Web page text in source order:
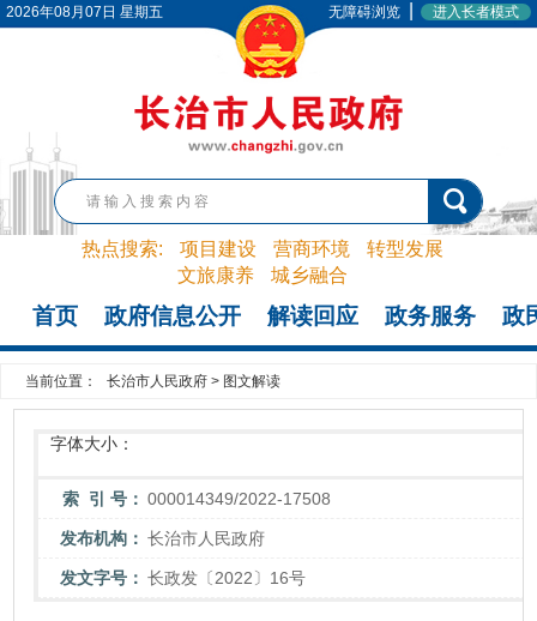
2026年08月07日 星期五 无障碍浏览 进入长者模式
热点搜索: 项目建设 营商环境
转型发展
文旅康养
城乡融合
首页 政府信息公开 解读回应 政务服务 政
当前位置： 长治市人民政府 > 图文解读
字体大小：
索 引 号： 000014349/2022-17508
发布机构： 长治市人民政府
发文字号： 长政发〔2022〕16号